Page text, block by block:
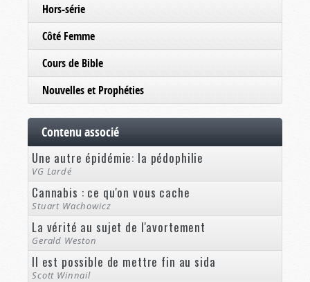
Hors-série
Côté Femme
Cours de Bible
Nouvelles et Prophéties
Contenu associé
Une autre épidémie: la pédophilie
VG Lardé
Cannabis : ce qu'on vous cache
Stuart Wachowicz
La vérité au sujet de l'avortement
Gerald Weston
Il est possible de mettre fin au sida
Scott Winnail